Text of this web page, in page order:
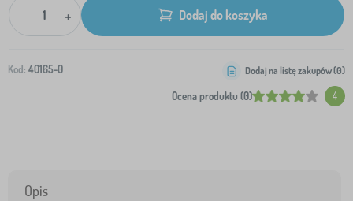
- + Dodaj do koszyka
Kod: 40165-0
Ocena produktu (0) 4
Dodaj na listę zakupów (0)
Opis